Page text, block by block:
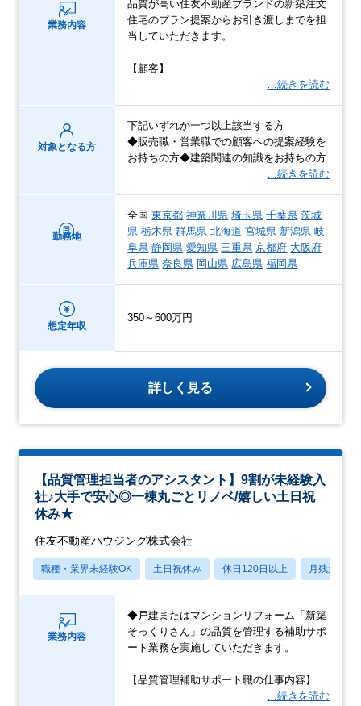
業務内容
品質が高い住友不動産ブランドの新築注文
住宅のプラン提案からお引き渡しまでを担
当していただきます。
【顧客】
…続きを読む
対象となる方
下記いずれか一つ以上該当する方
◆販売職・営業職での顧客への提案経験を
お持ちの方◆建築関連の知識をお持ちの方
…続きを読む
勤務地
全国東京都 神奈川県 埼玉県 千葉県 茨城
県 栃木県 群馬県 北海道 宮城県 新潟県 岐
阜県 静岡県 愛知県 三重県 京都府 大阪府
兵庫県 奈良県 岡山県 広島県 福岡県
想定年収
350～600万円
詳しく見る
【品質管理担当者のアシスタント】9割が未経験入
社♪大手で安心◎一棟丸ごとリノベ/嬉しい土日祝
休み★
住友不動産ハウジング株式会社
職種・業界未経験OK 土日祝休み 休日120日以上 月残業20
業務内容
◆戸建またはマンションリフォーム「新築
そっくりさん」の品質を管理する補助サポ
ート業務を実施していただきます。
【品質管理補助サポート職の仕事内容】
…続きを読む